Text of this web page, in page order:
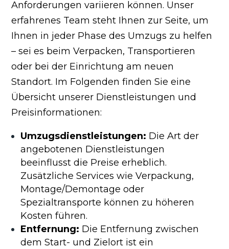
Anforderungen variieren können. Unser
erfahrenes Team steht Ihnen zur Seite, um
Ihnen in jeder Phase des Umzugs zu helfen
– sei es beim Verpacken, Transportieren
oder bei der Einrichtung am neuen
Standort. Im Folgenden finden Sie eine
Übersicht unserer Dienstleistungen und
Preisinformationen:
Umzugsdienstleistungen: Die Art der
angebotenen Dienstleistungen
beeinflusst die Preise erheblich.
Zusätzliche Services wie Verpackung,
Montage/Demontage oder
Spezialtransporte können zu höheren
Kosten führen.
Entfernung: Die Entfernung zwischen
dem Start- und Zielort ist ein